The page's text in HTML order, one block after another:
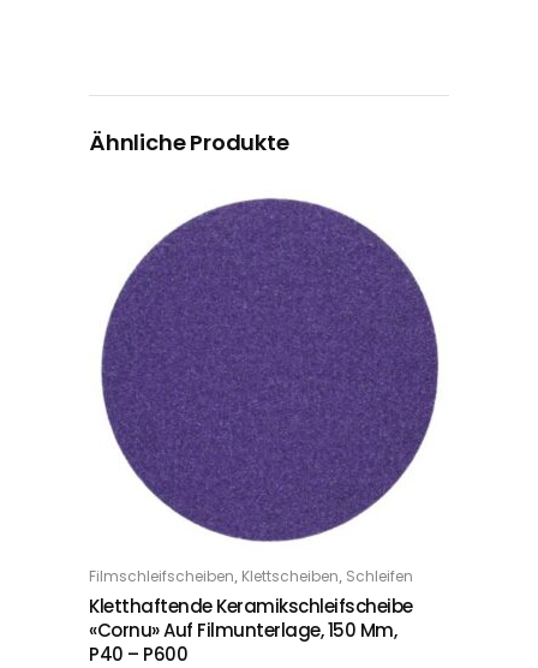
Ähnliche Produkte
OPTIONS
Filmschleifscheiben, Klettscheiben, Schleifen
Kletthaftende Keramikschleifscheibe
«Cornu» Auf Filmunterlage, 150 Mm,
P40 – P600